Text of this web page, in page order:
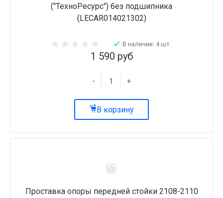
("ТехноРесурс") без подшипника
(LECAR014021302)
В наличии: 4 шт.
1 590 руб
- +
В корзину
Проставка опоры передней стойки 2108-2110